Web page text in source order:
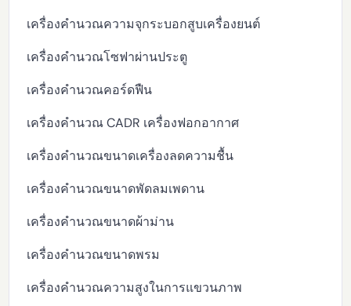
เครื่องคำนวณความจุกระบอกสูบเครื่องยนต์
เครื่องคำนวณโซฟาผ่านประตู
เครื่องคำนวณคอร์ดฟืน
เครื่องคำนวณ CADR เครื่องฟอกอากาศ
เครื่องคำนวณขนาดเครื่องลดความชื้น
เครื่องคำนวณขนาดพัดลมเพดาน
เครื่องคำนวณขนาดผ้าม่าน
เครื่องคำนวณขนาดพรม
เครื่องคำนวณความสูงในการแขวนภาพ